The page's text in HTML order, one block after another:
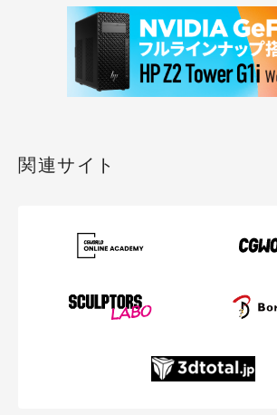
関連サイト